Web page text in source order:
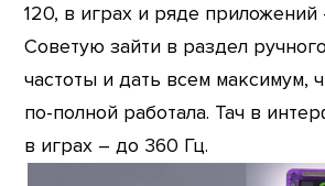
120, в играх и ряде приложений
Советую зайти в раздел
частоты и дать всем максимум,
по-полной работала. Тач в
в играх – до 360 Гц.